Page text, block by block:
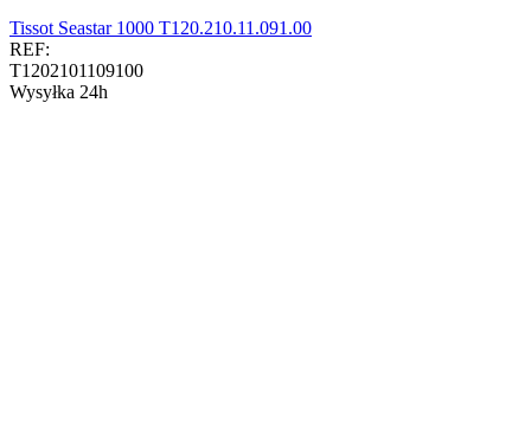
Tissot Seastar 1000 T120.210.11.091.00
REF:
T1202101109100
Wysyłka 24h